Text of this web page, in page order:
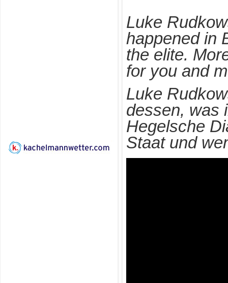
Luke
happened in
the elite.
for you and
Luke
dessen, was
Hegelsche
Staat und